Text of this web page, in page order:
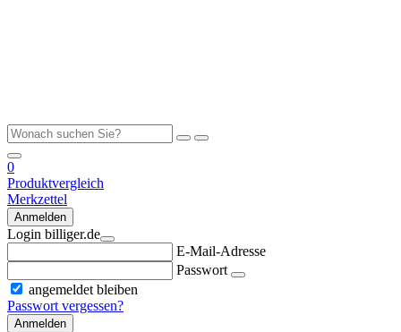
0
Produktvergleich
Merkzettel
Anmelden
Login billiger.de
E-Mail-Adresse
Passwort
angemeldet bleiben
Passwort vergessen?
Anmelden